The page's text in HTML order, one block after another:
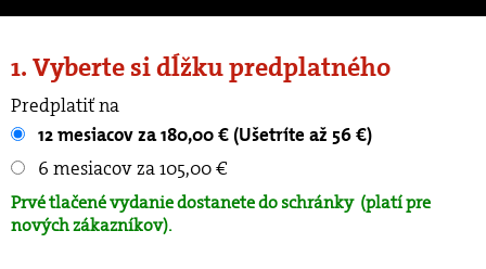
1. Vyberte si dĺžku predplatného
Predplatiť na
12 mesiacov za 180,00 € (Ušetríte až 56 €)
6 mesiacov za 105,00 €
Prvé tlačené vydanie dostanete do schránky (platí pre
nových zákazníkov).